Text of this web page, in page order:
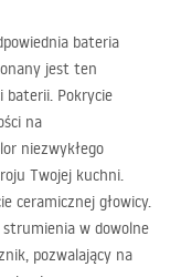
bateria
jest ten
baterii. Pokrycie
na
niezwykłego
Twojej kuchni.
ceramicznej głowicy.
w dowolne
pozwalający na